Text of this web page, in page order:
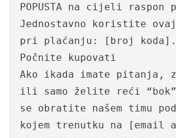
POPUSTA na cijeli raspon
Jednostavno koristite
pri plaćanju: [broj koda].
Počnite kupovati
Ako ikada imate pitanja,
ili samo želite reći
se obratite našem timu
kojem trenutku na [email